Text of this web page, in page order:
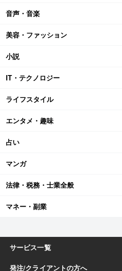
音声・音楽
美容・ファッション
小説
IT・テクノロジー
ライフスタイル
エンタメ・趣味
占い
マンガ
法律・税務・士業全般
マネー・副業